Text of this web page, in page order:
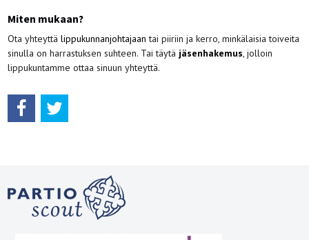
Miten mukaan?
Ota yhteyttälippukunnanjohtajaan tai piiriin ja kerro, minkälaisia toiveita
sinulla on harrastuksen suhteen. Tai täytä jäsenhakemus, jolloin
lippukuntamme ottaa sinuun yhteyttä.